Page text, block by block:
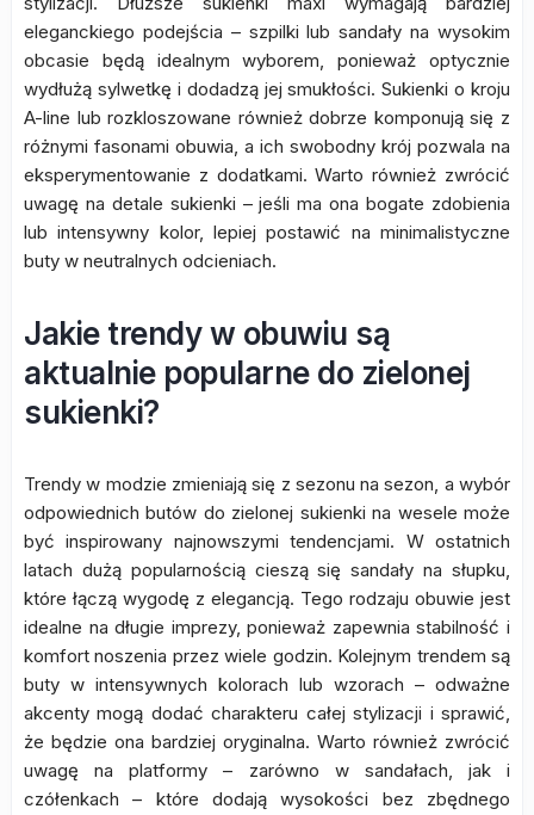
eleganckiego podejścia – szpilki lub sandały na wysokim
obcasie będą idealnym wyborem, ponieważ optycznie
wydłużą sylwetkę i dodadzą jej smukłości. Sukienki o kroju
A-line lub rozkloszowane również dobrze komponują się z
różnymi fasonami obuwia, a ich swobodny krój pozwala na
eksperymentowanie z dodatkami. Warto również zwrócić
uwagę na detale sukienki – jeśli ma ona bogate zdobienia
lub intensywny kolor, lepiej postawić na minimalistyczne
buty w neutralnych odcieniach.
Jakie trendy w obuwiu są
aktualnie popularne do zielonej
sukienki?
Trendy w modzie zmieniają się z sezonu na sezon, a wybór
odpowiednich butów do zielonej sukienki na wesele może
być inspirowany najnowszymi tendencjami. W ostatnich
latach dużą popularnością cieszą się sandały na słupku,
które łączą wygodę z elegancją. Tego rodzaju obuwie jest
idealne na długie imprezy, ponieważ zapewnia stabilność i
komfort noszenia przez wiele godzin. Kolejnym trendem są
buty w intensywnych kolorach lub wzorach – odważne
akcenty mogą dodać charakteru całej stylizacji i sprawić,
że będzie ona bardziej oryginalna. Warto również zwrócić
uwagę na platformy – zarówno w sandałach, jak i
czółenkach – które dodają wysokości bez zbędnego